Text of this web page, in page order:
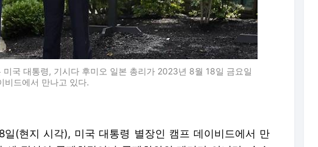
미국 대통령, 기시다 후미오 일본 총리가 2023년 8월 18일 금요일
비드에서 만나고 있다.
(현지 시각), 미국 대통령 별장인 캠프 데이비드에서 만